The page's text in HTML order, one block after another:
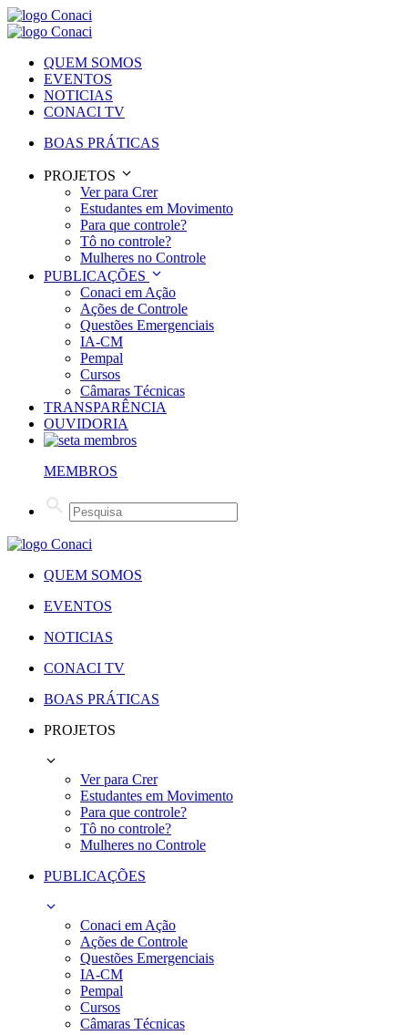
QUEM SOMOS
EVENTOS
NOTICIAS
CONACI TV
BOAS PRÁTICAS
PROJETOS
Ver para Crer
Estudantes em Movimento
Para que controle?
Tô no controle?
Mulheres no Controle
PUBLICAÇÕES
Conaci em Ação
Ações de Controle
Questões Emergenciais
IA-CM
Pempal
Cursos
Câmaras Técnicas
TRANSPARÊNCIA
OUVIDORIA
MEMBROS
QUEM SOMOS
EVENTOS
NOTICIAS
CONACI TV
BOAS PRÁTICAS
PROJETOS
Ver para Crer
Estudantes em Movimento
Para que controle?
Tô no controle?
Mulheres no Controle
PUBLICAÇÕES
Conaci em Ação
Ações de Controle
Questões Emergenciais
IA-CM
Pempal
Cursos
Câmaras Técnicas